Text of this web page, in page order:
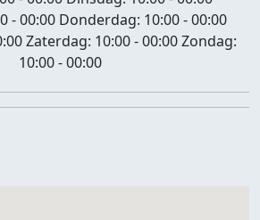
- 00:00 Donderdag: 10:00 - 00:00
Zaterdag: 10:00 - 00:00Zondag:
10:00 - 00:00